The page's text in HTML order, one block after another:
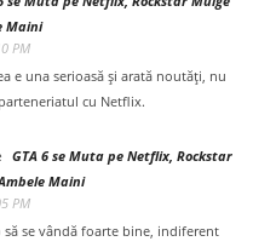
Maini
PM
e una serioasă și arată noutăți, nu
cu Netflix.
GTA 6 se Muta pe Netflix, Rockstar
Maini
PM
să se vândă foarte bine, indiferent